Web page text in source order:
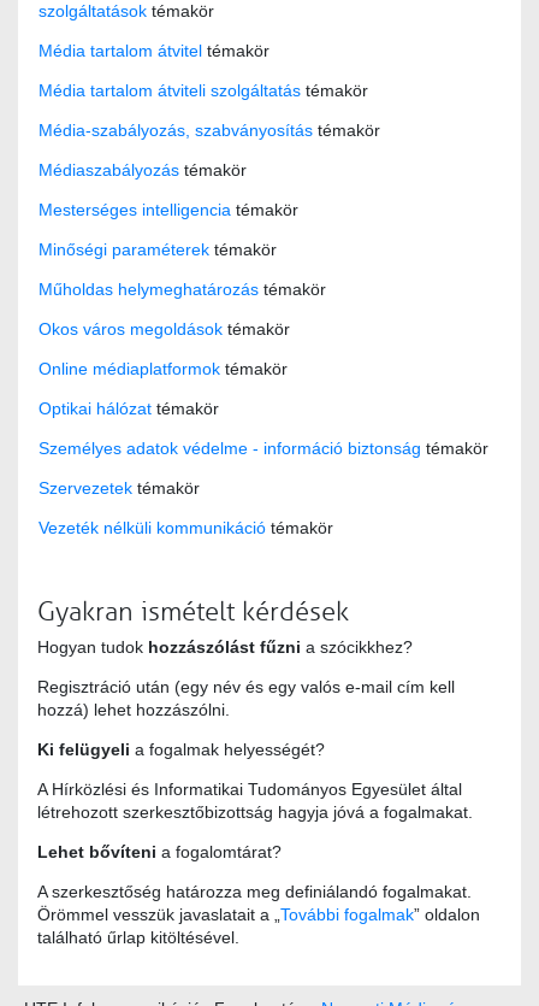
szolgáltatások témakör
Média tartalom átvitel témakör
Média tartalom átviteli szolgáltatás témakör
Média-szabályozás, szabványosítás témakör
Médiaszabályozás témakör
Mesterséges intelligencia témakör
Minőségi paraméterek témakör
Műholdas helymeghatározás témakör
Okos város megoldások témakör
Online médiaplatformok témakör
Optikai hálózat témakör
Személyes adatok védelme - információ biztonság témakör
Szervezetek témakör
Vezeték nélküli kommunikáció témakör
Gyakran ismételt kérdések
Hogyan tudok hozzászólást fűzni a szócikkhez?
Regisztráció után (egy név és egy valós e-mail cím kell
hozzá) lehet hozzászólni.
Ki felügyeli a fogalmak helyességét?
A Hírközlési és Informatikai Tudományos Egyesület által
létrehozott szerkesztőbizottság hagyja jóvá a fogalmakat.
Lehet bővíteni a fogalomtárat?
A szerkesztőség határozza meg definiálandó fogalmakat.
Örömmel vesszük javaslatait a „ További fogalmak” oldalon
található űrlap kitöltésével.